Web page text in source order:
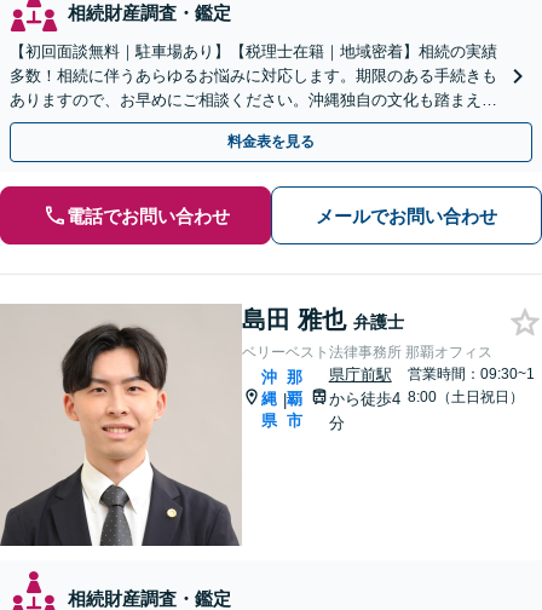
相続財産調査・鑑定
【初回面談無料｜駐車場あり】【税理士在籍｜地域密着】相続の実績
多数！相続に伴うあらゆるお悩みに対応します。期限のある手続きも
ありますので、お早めにご相談ください。沖縄独自の文化も踏まえ解
決へ【WEB面談可】
料金表を見る
電話でお問い合わせ メールでお問い合わせ
島田 雅也 弁護士
ベリーベスト法律事務所 那覇オフィス
沖
縄
県
|
那
覇
市
県庁前駅
から徒歩4
分
営業時間：09:30~1
8:00（土日祝日）
相続財産調査・鑑定